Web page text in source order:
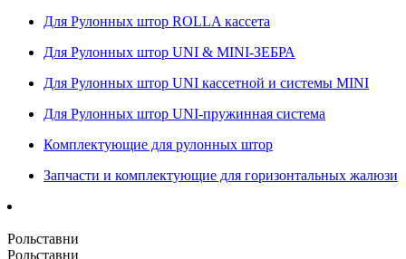
Для Рулонных штор ROLLA кассета
Для Рулонных штор UNI & MINI-ЗЕБРА
Для Рулонных штор UNI кассетной и системы MINI
Для Рулонных штор UNI-пружинная система
Комплектующие для рулонных штор
Запчасти и комплектующие для горизонтальных жалюзи
Рольставни
Рольставни